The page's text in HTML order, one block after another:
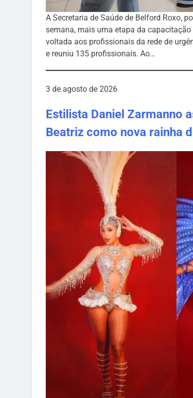
A Secretaria de Saúde de Belford Roxo,
semana, mais uma etapa da
voltada aos profissionais da rede de
e reuniu 135 profissionais. Ao…
3 de agosto de 2026
Estilista Daniel Zarmanno
Beatriz como nova rainha